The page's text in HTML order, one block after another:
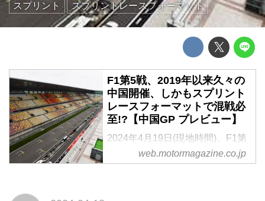
スプリント
スプリントレースフォーマット
F1第5戦、2019年以来久々の
中国開催、しかもスプリント
レースフォーマットで混戦必
至!?【中国GP プレビュー】
2024年4月19日(現地時間)、F1第
5戦中国GPが上海インターナショ
ナル・サーキットで開幕する。新
web.motormagazine.co.jp